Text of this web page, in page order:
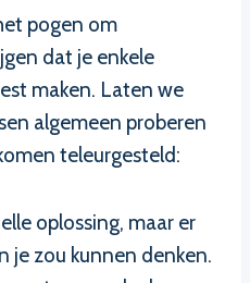
pogen om
dat je enkele
maken. Laten we
algemeen proberen
teleurgesteld:
oplossing, maar er
je zou kunnen denken.